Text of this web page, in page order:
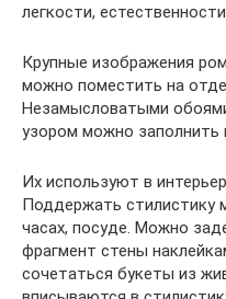
легкости, естественности.
Крупные изображения
можно поместить на
Незамысловатыми
узором можно заполнить
Их используют в
Поддержать
часах, посуде. Можно
фрагмент стены
сочетаться букеты из